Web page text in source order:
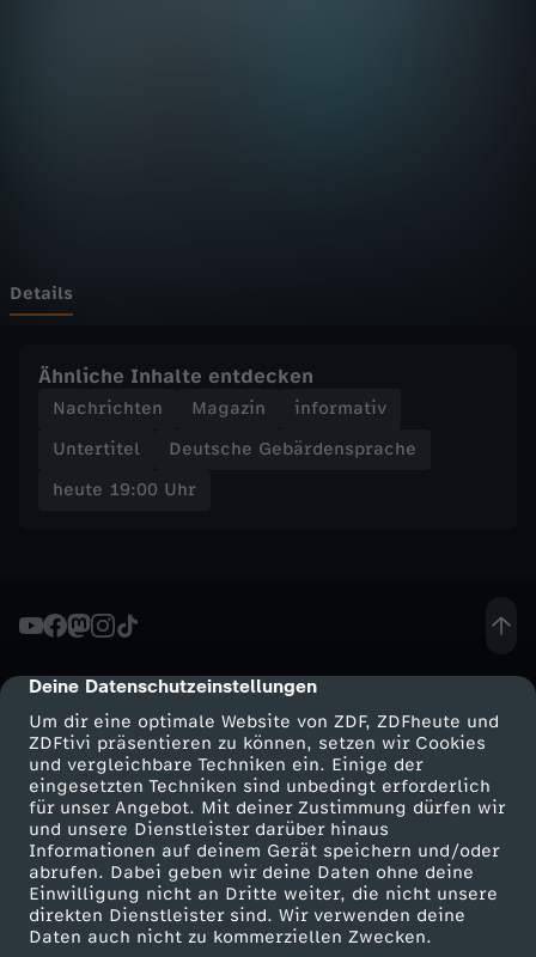
cmp-dialog-description
Deine Datenschutzeinstellungen
Um dir eine optimale Website von ZDF, ZDFheute und
ZDFtivi präsentieren zu können, setzen wir Cookies
und vergleichbare Techniken ein. Einige der
eingesetzten Techniken sind unbedingt erforderlich
für unser Angebot. Mit deiner Zustimmung dürfen wir
und unsere Dienstleister darüber hinaus
Informationen auf deinem Gerät speichern und/oder
abrufen. Dabei geben wir deine Daten ohne deine
Einwilligung nicht an Dritte weiter, die nicht unsere
direkten Dienstleister sind. Wir verwenden deine
Daten auch nicht zu kommerziellen Zwecken.
r
Z
D
e
u
t
e
S
e
Details
Ähnliche Inhalte entdecken
Nachrichten Magazin
informativ
Untertitel
Deutsche Gebärdensprache
heute 19:00 Uhr
Mehr ZDF
ZDF-Apps
Smart TV
ZDFtext
Service
ZDFmitreden
Kontakt zum ZDF
Tickets